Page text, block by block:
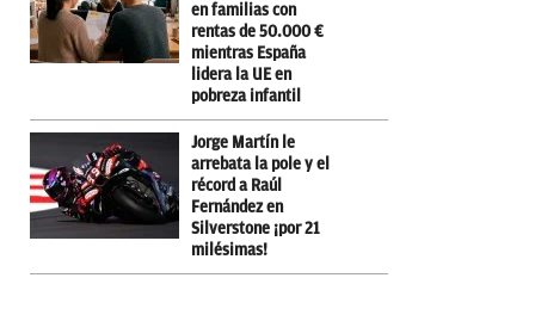
en familias con
rentas de 50.000 €
mientras España
lidera la UE en
pobreza infantil
Jorge Martín le
arrebata la pole y el
récord a Raúl
Fernández en
Silverstone ¡por 21
milésimas!